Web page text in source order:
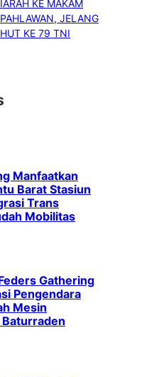
IARAH KE MAKAM
PAHLAWAN, JELANG
HUT KE 79 TNI
Manfaatkan
Barat Stasiun
Trans
Mobilitas
Gathering
Pengendara
Mesin